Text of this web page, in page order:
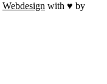
Webdesign with ♥ by